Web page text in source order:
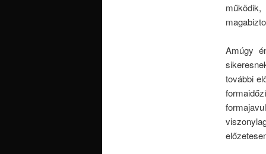
Amúgy
további